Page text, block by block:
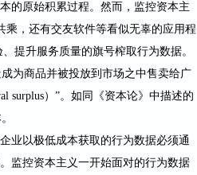
的原始积累过程。然而，监控资本主
乘，还有交友软件等看似无辜的应用程
提升服务质量的旗号榨取行为数据。
为商品并被投放到市场之中售卖给广
surplus）”。如同《资本论》中描述的
业以极低成本获取的行为数据必须通
监控资本主义一开始面对的行为数据